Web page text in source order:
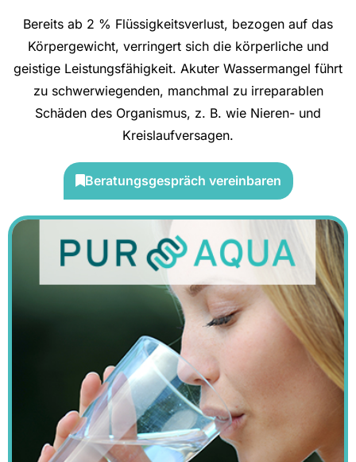
Bereits ab 2 % Flüssigkeitsverlust, bezogen auf das
Körpergewicht, verringert sich die körperliche und
geistige Leistungsfähigkeit. Akuter Wassermangel führt
zu schwerwiegenden, manchmal zu irreparablen
Schäden des Organismus, z. B. wie Nieren- und
Kreislaufversagen.
Beratungsgespräch vereinbaren